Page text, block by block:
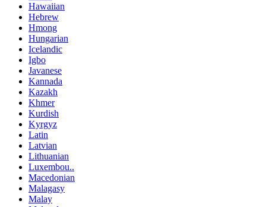
Hawaiian
Hebrew
Hmong
Hungarian
Icelandic
Igbo
Javanese
Kannada
Kazakh
Khmer
Kurdish
Kyrgyz
Latin
Latvian
Lithuanian
Luxembou..
Macedonian
Malagasy
Malay